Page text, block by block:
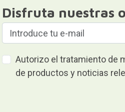
Disfruta nuestras
Autorizo el tratamiento de
de productos y noticias